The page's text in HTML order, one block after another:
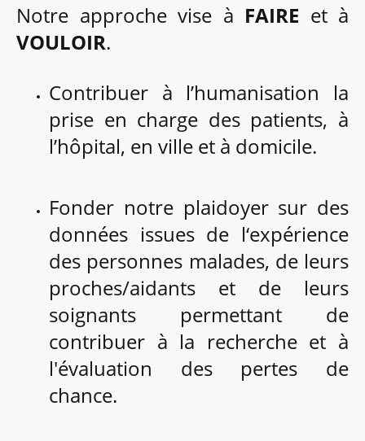
Notre approche vise à FAIRE et à
VOULOIR.
Contribuer à l’humanisation la
prise en charge des patients, à
l’hôpital, en ville et à domicile.
Fonder notre plaidoyer sur des
données issues de l‘expérience
des personnes malades, de leurs
proches/aidants et de leurs
soignants permettant de
contribuer à la recherche et à
l'évaluation des pertes de
chance.